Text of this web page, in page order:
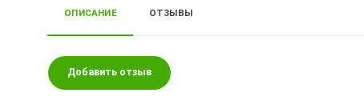
ОПИСАНИЕ ОТЗЫВЫ
Добавить отзыв